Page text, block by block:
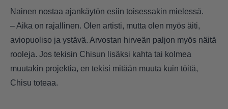
Nainen nostaa ajankäytön esiin toisessakin mielessä.
– Aika on rajallinen. Olen artisti, mutta olen myös äiti,
aviopuoliso ja ystävä. Arvostan hirveän paljon myös näitä
rooleja. Jos tekisin Chisun lisäksi kahta tai kolmea
muutakin projektia, en tekisi mitään muuta kuin töitä,
Chisu toteaa.